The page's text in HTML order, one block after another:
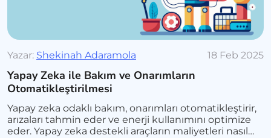
Yazar: Shekinah Adaramola 18 Feb 2025
Yapay Zeka ile Bakım ve Onarımların
Otomatikleştirilmesi
Yapay zeka odaklı bakım, onarımları otomatikleştirir,
arızaları tahmin eder ve enerji kullanımını optimize
eder. Yapay zeka destekli araçların maliyetleri nasıl